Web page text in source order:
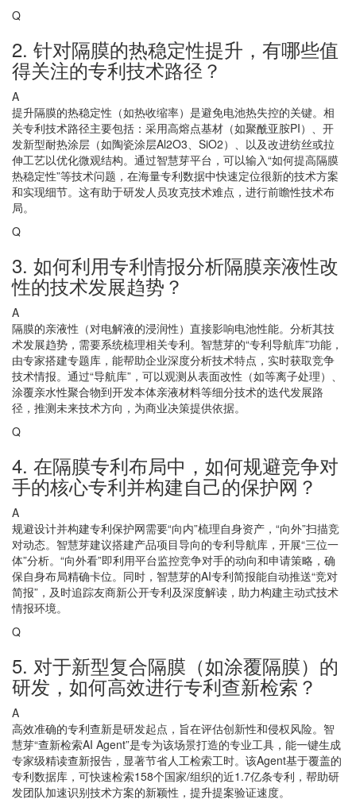
Q
2. 针对隔膜的热稳定性提升，有哪些值
得关注的专利技术路径？
A
提升隔膜的热稳定性（如热收缩率）是避免电池热失控的关键。相
关专利技术路径主要包括：采用高熔点基材（如聚酰亚胺PI）、开
发新型耐热涂层（如陶瓷涂层Al2O3、SiO2）、以及改进纺丝或拉
伸工艺以优化微观结构。通过智慧芽平台，可以输入“如何提高隔膜
热稳定性”等技术问题，在海量专利数据中快速定位很新的技术方案
和实现细节。这有助于研发人员攻克技术难点，进行前瞻性技术布
局。
Q
3. 如何利用专利情报分析隔膜亲液性改
性的技术发展趋势？
A
隔膜的亲液性（对电解液的浸润性）直接影响电池性能。分析其技
术发展趋势，需要系统梳理相关专利。智慧芽的“专利导航库”功能，
由专家搭建专题库，能帮助企业深度分析技术特点，实时获取竞争
技术情报。通过“导航库”，可以观测从表面改性（如等离子处理）、
涂覆亲水性聚合物到开发本体亲液材料等细分技术的迭代发展路
径，推测未来技术方向，为商业决策提供依据。
Q
4. 在隔膜专利布局中，如何规避竞争对
手的核心专利并构建自己的保护网？
A
规避设计并构建专利保护网需要“向内”梳理自身资产，“向外”扫描竞
对动态。智慧芽建议搭建产品项目导向的专利导航库，开展“三位一
体”分析。“向外看”即利用平台监控竞争对手的动向和申请策略，确
保自身布局精确卡位。同时，智慧芽的AI专利简报能自动推送“竞对
简报”，及时追踪友商新公开专利及深度解读，助力构建主动式技术
情报环境。
Q
5. 对于新型复合隔膜（如涂覆隔膜）的
研发，如何高效进行专利查新检索？
A
高效准确的专利查新是研发起点，旨在评估创新性和侵权风险。智
慧芽“查新检索AI Agent”是专为该场景打造的专业工具，能一键生成
专家级精读查新报告，显著节省人工检索工时。该Agent基于覆盖的
专利数据库，可快速检索158个国家/组织的近1.7亿条专利，帮助研
发团队加速识别技术方案的新颖性，提升提案验证速度。